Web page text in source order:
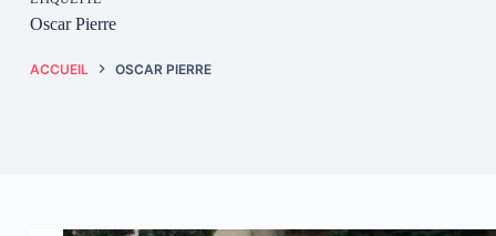
Oscar Pierre
ACCUEIL OSCAR PIERRE